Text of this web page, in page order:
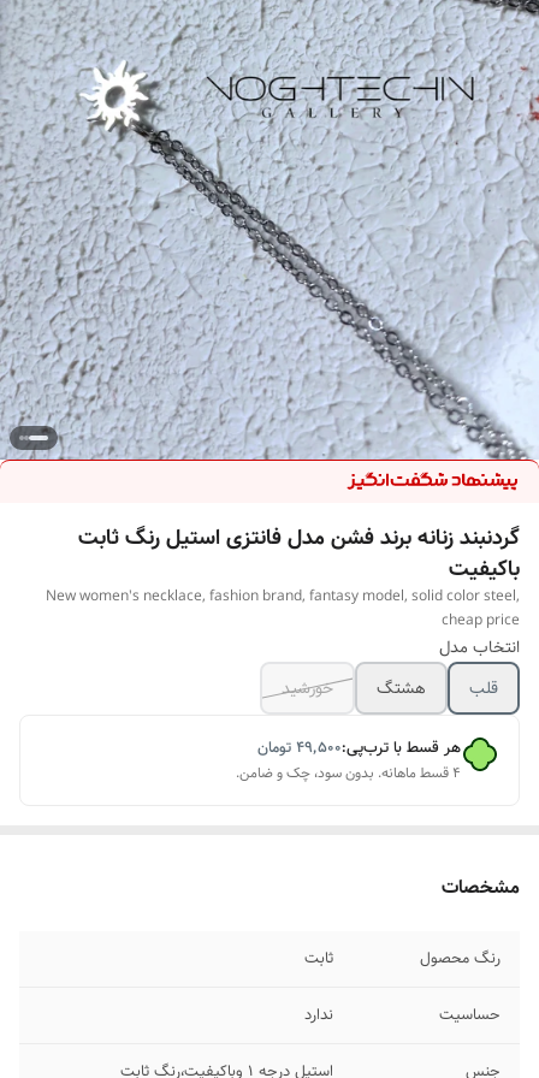
گردنبند زنانه برند فشن مدل فانتزی استیل رنگ ثابت
باکیفیت
New women's necklace, fashion brand, fantasy model, solid color steel,
cheap price
انتخاب مدل
قلب
هشتگ خورشید
هر قسط با ترب‌پی:۴۹٬۵۰۰تومان
۴ قسط ماهانه. بدون سود، چک و ضامن.
مشخصات
رنگ محصول ثابت
حساسیت ندارد
جنس استیل درجه ۱ وباکیفیت،رنگ ثابت